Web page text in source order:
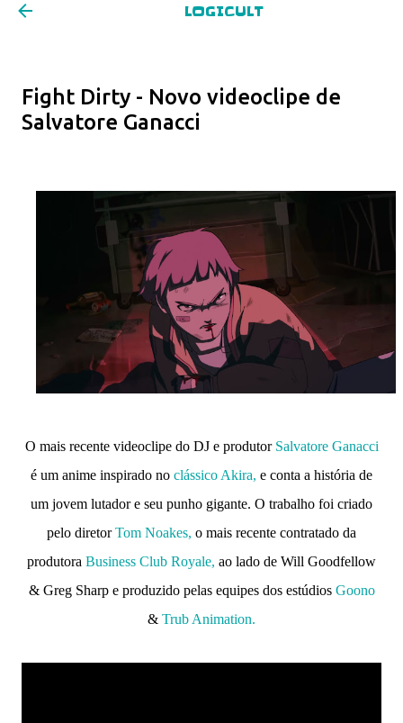
LOGICULT
Fight Dirty - Novo videoclipe de
Salvatore Ganacci
O mais recente videoclipe do DJ e produtor Salvatore Ganacci
é um anime inspirado no clássico Akira, e conta a história de
um jovem lutador e seu punho gigante. O trabalho foi criado
pelo diretorTom Noakes, o mais recente contratado da
produtora Business Club Royale, ao lado de Will Goodfellow
& Greg Sharp e produzido pelas equipes dos estúdios Goono
& Trub Animation.